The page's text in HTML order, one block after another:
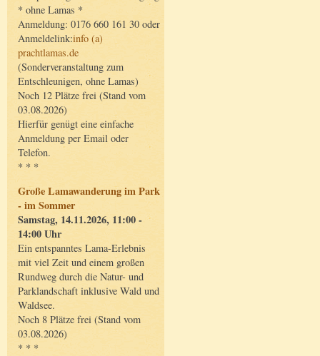
* ohne Lamas *
Anmeldung: 0176 660 161 30 oder
Anmeldelink:info (a)
prachtlamas.de
(Sonderveranstaltung zum
Entschleunigen, ohne Lamas)
Noch 12 Plätze frei (Stand vom
03.08.2026)
Hierfür genügt eine einfache
Anmeldung per Email oder
Telefon.
* * *
Große Lamawanderung im Park
- im Sommer
Samstag, 14.11.2026, 11:00 -
14:00 Uhr
Ein entspanntes Lama-Erlebnis
mit viel Zeit und einem großen
Rundweg durch die Natur- und
Parklandschaft inklusive Wald und
Waldsee.
Noch 8 Plätze frei (Stand vom
03.08.2026)
* * *